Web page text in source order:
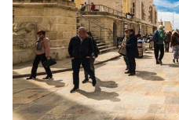
"najlepszego kierunku
Europie".Ponad 290
miejsce od 200 złotych
przepis na turystyczny